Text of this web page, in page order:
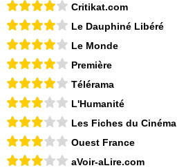
Critikat.com
Le Dauphiné Libéré
Le Monde
Première
Télérama
L'Humanité
Les Fiches du Cinéma
Ouest France
aVoir-aLire.com